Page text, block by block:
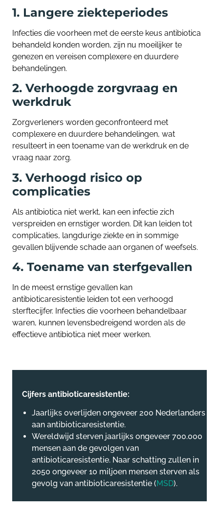
1. Langere ziekteperiodes
Infecties die voorheen met de eerste keus antibiotica
behandeld konden worden, zijn nu moeilijker te
genezen en vereisen complexere en duurdere
behandelingen.
2. Verhoogde zorgvraag en
werkdruk
Zorgverleners worden geconfronteerd met
complexere en duurdere behandelingen, wat
resulteert in een toename van de werkdruk en de
vraag naar zorg.
3. Verhoogd risico op
complicaties
Als antibiotica niet werkt, kan een infectie zich
verspreiden en ernstiger worden. Dit kan leiden tot
complicaties, langdurige ziekte en in sommige
gevallen blijvende schade aan organen of weefsels.
4. Toename van sterfgevallen
In de meest ernstige gevallen kan
antibioticaresistentie leiden tot een verhoogd
sterftecijfer. Infecties die voorheen behandelbaar
waren, kunnen levensbedreigend worden als de
effectieve antibiotica niet meer werken.
Cijfers antibioticaresistentie:
Jaarlijks overlijden ongeveer 200 Nederlanders
aan antibioticaresistentie.
Wereldwijd sterven jaarlijks ongeveer 700.000
mensen aan de gevolgen van
antibioticaresistentie. Naar schatting zullen in
2050 ongeveer 10 miljoen mensen sterven als
gevolg van antibioticaresistentie (MSD).